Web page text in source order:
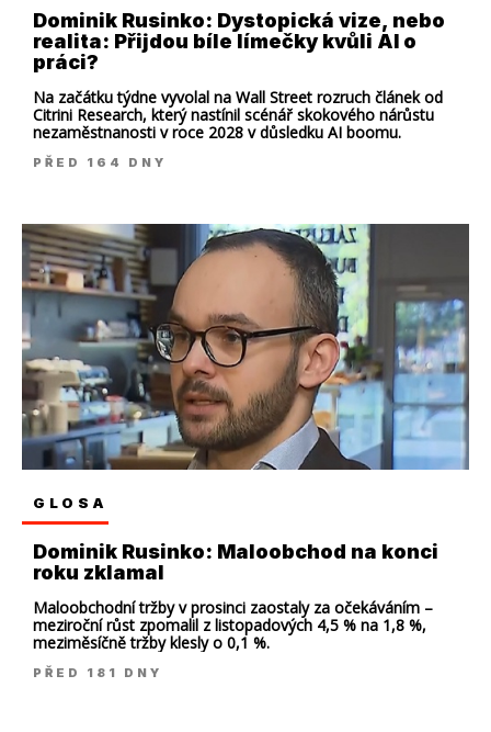
Dominik Rusinko: Dystopická vize, nebo
realita: Přijdou bíle límečky kvůli AI o
práci?
Na začátku týdne vyvolal na Wall Street rozruch článek od
Citrini Research, který nastínil scénář skokového nárůstu
nezaměstnanosti v roce 2028 v důsledku AI boomu.
PŘED 164 DNY
GLOSA
Dominik Rusinko: Maloobchod na konci
roku zklamal
Maloobchodní tržby v prosinci zaostaly za očekáváním –
meziroční růst zpomalil z listopadových 4,5 % na 1,8 %,
meziměsíčně tržby klesly o 0,1 %.
PŘED 181 DNY